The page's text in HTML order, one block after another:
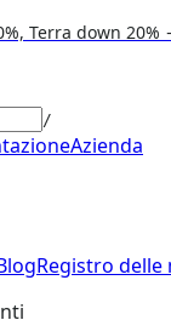
Terra down 20%
/
Azienda
Registro